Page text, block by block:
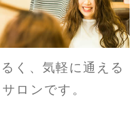
く、気軽に通える
ロンです。